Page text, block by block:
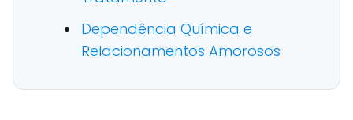
Dependência Química e
Relacionamentos Amorosos